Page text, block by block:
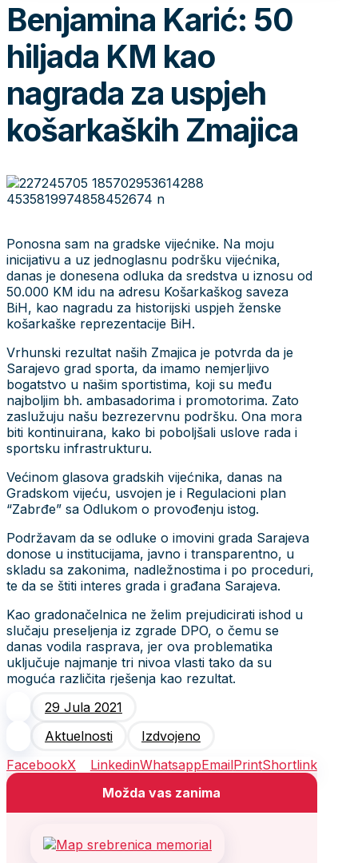
Benjamina Karić: 50
hiljada KM kao
nagrada za uspjeh
košarkaških Zmajica
Ponosna sam na gradske vijećnike. Na moju
inicijativu a uz jednoglasnu podršku vijećnika,
danas je donesena odluka da sredstva u iznosu od
50.000 KM idu na adresu Košarkaškog saveza
BiH, kao nagradu za historijski uspjeh ženske
košarkaške reprezentacije BiH.
Vrhunski rezultat naših Zmajica je potvrda da je
Sarajevo grad sporta, da imamo nemjerljivo
bogatstvo u našim sportistima, koji su među
najboljim bh. ambasadorima i promotorima. Zato
zaslužuju našu bezrezervnu podršku. Ona mora
biti kontinuirana, kako bi poboljšali uslove rada i
sportsku infrastrukturu.
Većinom glasova gradskih vijećnika, danas na
Gradskom vijeću, usvojen je i Regulacioni plan
“Zabrđe” sa Odlukom o provođenju istog.
Podržavam da se odluke o imovini grada Sarajeva
donose u institucijama, javno i transparentno, u
skladu sa zakonima, nadležnostima i po proceduri,
te da se štiti interes grada i građana Sarajeva.
Kao gradonačelnica ne želim prejudicirati ishod u
slučaju preseljenja iz zgrade DPO, o čemu se
danas vodila rasprava, jer ova problematika
uključuje najmanje tri nivoa vlasti tako da su
moguća različita rješenja kao rezultat.
29 Jula 2021
Aktuelnosti
Izdvojeno
FacebookX LinkedinWhatsappEmailPrintShortlink
Možda vas zanima